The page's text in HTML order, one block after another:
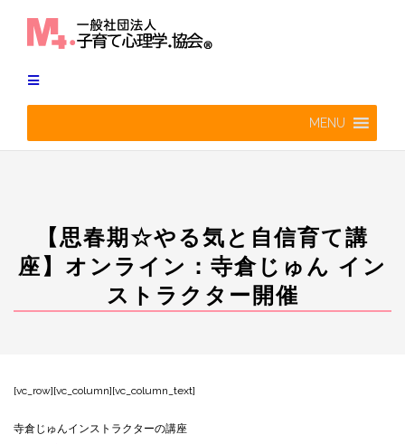
MENU
【思春期☆やる気と自信育て講
座】オンライン：寺倉じゅん イン
ストラクター開催
[vc_row][vc_column][vc_column_text]
寺倉じゅんインストラクターの講座